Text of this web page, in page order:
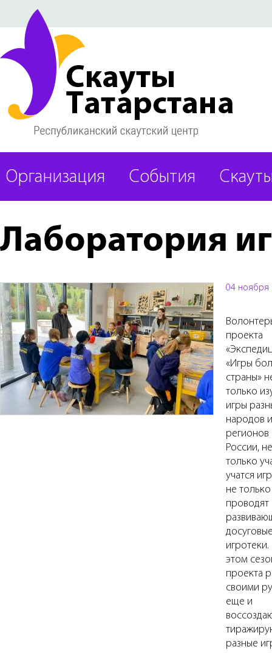
Организация События
Лаборатория
04 ноября
проекта
«Игры
страны»
только
игры
народов и
регионов
России, не
только
учатся
не только
проводят
игротеки.
этом
проекта
своими
еще и
разные